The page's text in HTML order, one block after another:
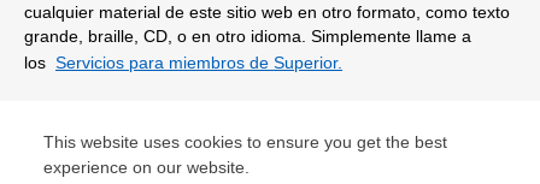
This website uses cookies to ensure you get the best
experience on our website.
cualquier material de este sitio web en otro formato, como texto
grande, braille, CD, o en otro idioma. Simplemente llame a
los Servicios para miembros de Superior.